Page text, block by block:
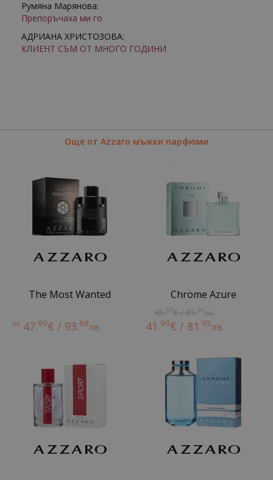
Румяна Марянова:
Препоръчаха ми го
АДРИАНА ХРИСТОЗОВА:
КЛИЕНТ СЪМ ОТ МНОГО ГОДИНИ
Още от Azzaro мъжки парфюми
The Most Wanted
от 47.90€ / 93.68лв.
Chrome Azure
45.97€ / 89.91лв.
41.90€ / 81.95лв.